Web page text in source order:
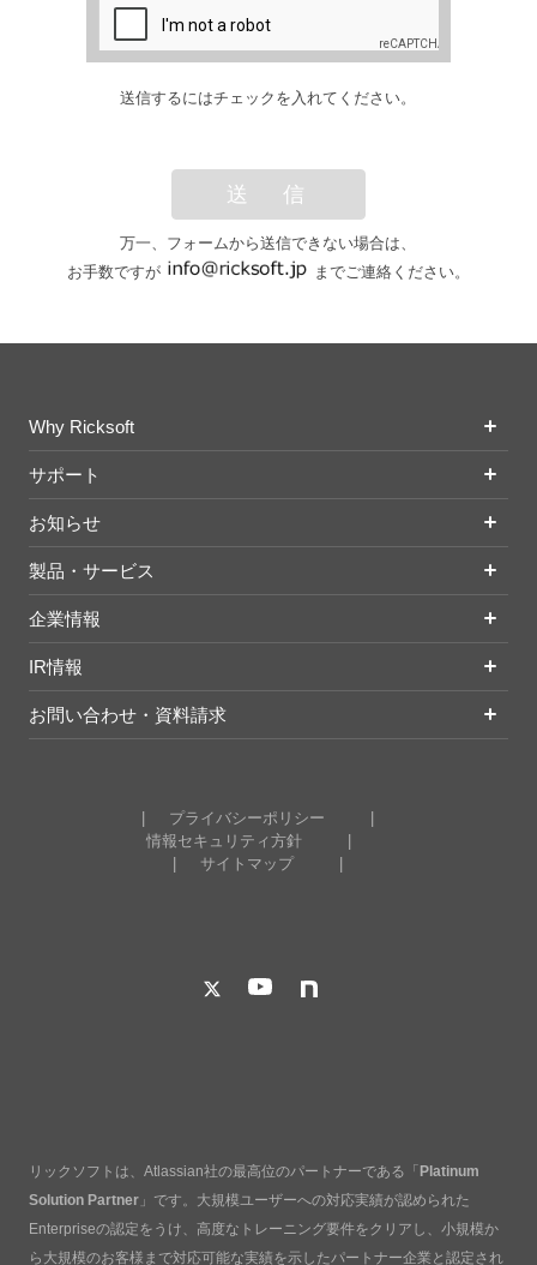
送信するにはチェックを入れてください。
送 信
万一、フォームから送信できない場合は、
お手数ですが
までご連絡ください。
Why Ricksoft
サポート
お知らせ
製品・サービス
企業情報
IR情報
お問い合わせ・資料請求
プライバシーポリシー
情報セキュリティ方針
サイトマップ
リックソフトは、Atlassian社の最高位のパートナーである「 Platinum
Solution Partner 」です。大規模ユーザーへの対応実績が認められた
Enterpriseの認定をうけ、高度なトレーニング要件をクリアし、小規模か
ら大規模のお客様まで対応可能な実績を示したパートナー企業と認定され